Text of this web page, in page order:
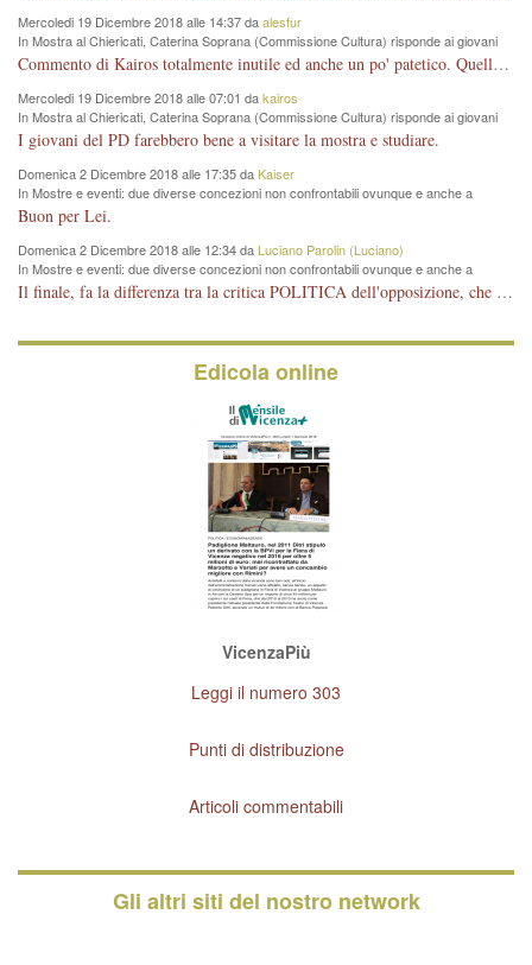
Mercoledi 19 Dicembre 2018 alle 14:37 daalesfur
In Mostra al Chiericati, Caterina Soprana (Commissione Cultura) risponde ai giovani
del Pd: "realizzata a costo zero per il Comune"
Commento di Kairos totalmente inutile ed anche un po' patetico. Quella che è completamente mancata è stata la promozione internazionale dell'evento effettuata da chi lo sa fare, l'amministrazione in questo è stata totalmente assente relegando al provincialismo una mostra che meritava ben altre platee ed i risultati sono sotto gli occhi di tutti. Su questo bisogna parlare, il fatto di averla organizzata al Chiericati certo non ha aiutato ma è un aspetto secondario rispetto a quello della promozione. In città con le mostre organizzate da Goldin - che certo ha fatto principalmente i suoi interessi, ma ne ha comunque beneficiato la città in immagine e commercio per il centro - arrivavano giornalmente pullman carichi di turisti. Dove sono i turisti ora?
Mercoledi 19 Dicembre 2018 alle 07:01 dakairos
In Mostra al Chiericati, Caterina Soprana (Commissione Cultura) risponde ai giovani
del Pd: "realizzata a costo zero per il Comune"
I giovani del PD farebbero bene a visitare la mostra e studiare.
Domenica 2 Dicembre 2018 alle 17:35 daKaiser
In Mostre e eventi: due diverse concezioni non confrontabili ovunque e anche a
Vicenza
Buon per Lei.
Domenica 2 Dicembre 2018 alle 12:34 da Luciano Parolin (Luciano)
In Mostre e eventi: due diverse concezioni non confrontabili ovunque e anche a
Vicenza
Il finale, fa la differenza tra la critica POLITICA dell'opposizione, che ha perso le elezioni ed è minoranza e non trova altri argomenti per politicizzare sul sito qua o là ? La critica d'arte invece è un'altra cosa che lascio agli altri. Per ora mi basta la lezione magistrale del prof. Giulianati.
Edicola online
VicenzaPiù
Leggi il numero 303
Punti di distribuzione
Articoli commentabili
Gli altri siti del nostro network